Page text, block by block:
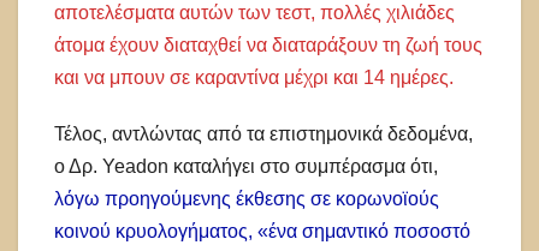
αποτελέσματα αυτών των τεστ, πολλές χιλιάδες
άτομα έχουν διαταχθεί να διαταράξουν τη ζωή τους
και να μπουν σε καραντίνα μέχρι και 14 ημέρες.
Τέλος, αντλώντας από τα επιστημονικά δεδομένα,
ο Δρ. Yeadon καταλήγει στο συμπέρασμα ότι,
λόγω προηγούμενης έκθεσης σε κορωνοϊούς
κοινού κρυολογήματος, «ένα σημαντικό ποσοστό